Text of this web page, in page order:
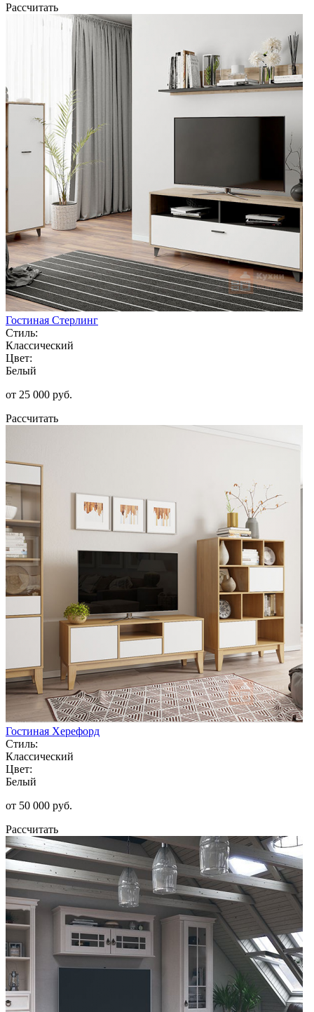
Рассчитать
Гостиная Стерлинг
Стиль:
Классический
Цвет:
Белый
от 25 000 руб.
Рассчитать
Гостиная Херефорд
Стиль:
Классический
Цвет:
Белый
от 50 000 руб.
Рассчитать